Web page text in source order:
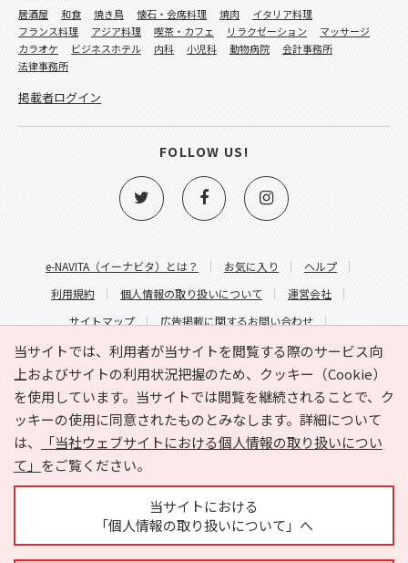
当サイトでは、利用者が当サイトを閲覧する際のサービス向
上およびサイトの利用状況把握のため、クッキー（Cookie）
を使用しています。当サイトでは閲覧を継続されることで、ク
ッキーの使用に同意されたものとみなします。詳細について
は、
「当社ウェブサイトにおける個人情報の取り扱いについ
て」 をご覧ください。
当サイトにおける
「個人情報の取り扱いについて」へ
e-NAVITA（イーナビタ）とは？ お気に入り
ヘルプ
利用規約
個人情報の取り扱いについて
運営会社
サイトマップ
広告掲載に関するお問い合わせ
サイトの内容に関するお問い合わせ
居酒屋 和食 焼き鳥 懐石・会席料理 焼肉
イタリア料理
フランス料理
アジア料理 喫茶・カフェ リラクゼーション
マッサージ
カラオケ
ビジネスホテル 内科 小児科 動物病院
会計事務所
法律事務所
掲載者ログイン
FOLLOW US!
Copyright © HYOJITO.Co.,Ltd. All Rights Reserved.